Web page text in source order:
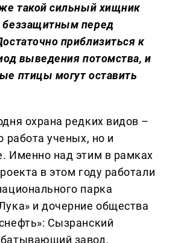
такой сильный хищник
беззащитным перед
приблизиться к
выведения потомства, и
птицы могут оставить
охрана редких видов –
работа ученых, но и
Именно над этим в рамках
в этом году работали
парка
и дочерние общества
Сызранский
завод,